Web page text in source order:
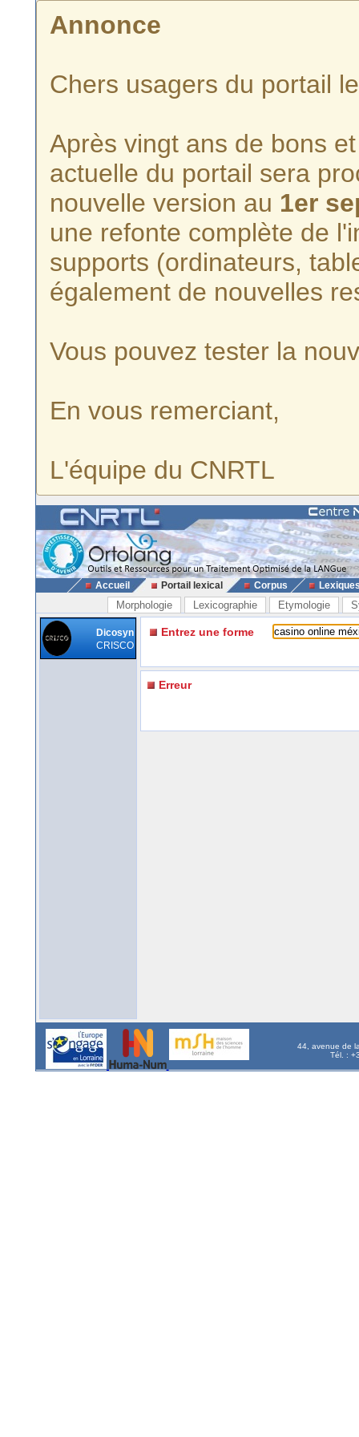
Annonce
Chers usagers du portail
Après vingt ans de bons
actuelle du portail sera
nouvelle version au 1er
une refonte complète de
supports (ordinateurs,
également de nouvelles
Vous pouvez tester la
En vous remerciant,
L'équipe du CNRTL
Accueil Portail lexical Corpus
Morphologie Lexicographie Etymologie
Dicosyn
CRISCO
Entrez une forme
Erreur
44, avenue de
Tél. :